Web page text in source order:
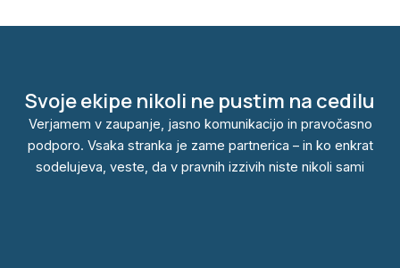
Svoje ekipe nikoli ne pustim na cedilu
Verjamem v zaupanje, jasno komunikacijo in pravočasno
podporo. Vsaka stranka je zame partnerica – in ko enkrat
sodelujeva, veste, da v pravnih izzivih niste nikoli sami